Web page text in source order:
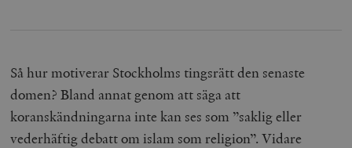
Så hur motiverar Stockholms tingsrätt den senaste
domen? Bland annat genom att säga att
koranskändningarna inte kan ses som ”saklig eller
vederhäftig debatt om islam som religion”. Vidare